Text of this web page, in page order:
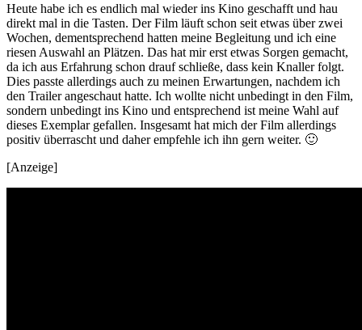
Heute habe ich es endlich mal wieder ins Kino geschafft und hau
direkt mal in die Tasten. Der Film läuft schon seit etwas über zwei
Wochen, dementsprechend hatten meine Begleitung und ich eine
riesen Auswahl an Plätzen. Das hat mir erst etwas Sorgen gemacht,
da ich aus Erfahrung schon drauf schließe, dass kein Knaller folgt.
Dies passte allerdings auch zu meinen Erwartungen, nachdem ich
den Trailer angeschaut hatte. Ich wollte nicht unbedingt in den Film,
sondern unbedingt ins Kino und entsprechend ist meine Wahl auf
dieses Exemplar gefallen. Insgesamt hat mich der Film allerdings
positiv überrascht und daher empfehle ich ihn gern weiter. 🙂
[Anzeige]